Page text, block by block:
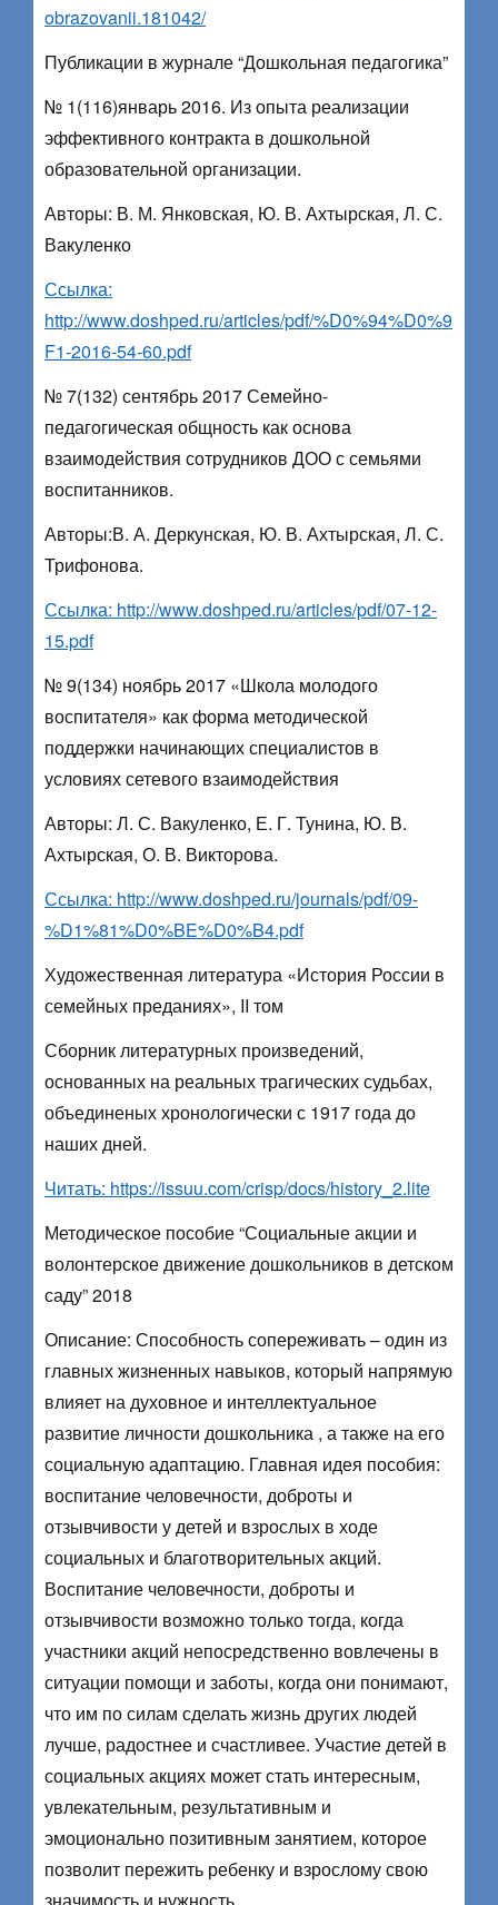
obrazovanii.181042/
Публикации в журнале “Дошкольная педагогика”
№ 1(116)январь 2016. Из опыта реализации
эффективного контракта в дошкольной
образовательной организации.
Авторы: В. М. Янковская, Ю. В. Ахтырская, Л. С.
Вакуленко
Ссылка:
http://www.doshped.ru/articles/pdf/%D0%94%D0%9
F1-2016-54-60.pdf
№ 7(132) сентябрь 2017 Семейно-
педагогическая общность как основа
взаимодействия сотрудников ДОО с семьями
воспитанников.
Авторы:В. А. Деркунская, Ю. В. Ахтырская, Л. С.
Трифонова.
Ссылка: http://www.doshped.ru/articles/pdf/07-12-
15.pdf
№ 9(134) ноябрь 2017 «Школа молодого
воспитателя» как форма методической
поддержки начинающих специалистов в
условиях сетевого взаимодействия
Авторы: Л. С. Вакуленко, Е. Г. Тунина, Ю. В.
Ахтырская, О. В. Викторова.
Ссылка: http://www.doshped.ru/journals/pdf/09-
%D1%81%D0%BE%D0%B4.pdf
Художественная литература «История России в
семейных преданиях», II том
Сборник литературных произведений,
основанных на реальных трагических судьбах,
объединеных хронологически с 1917 года до
наших дней.
Читать: https://issuu.com/crisp/docs/history_2.lite
Методическое пособие “Социальные акции и
волонтерское движение дошкольников в детском
саду” 2018
Описание: Способность сопереживать – один из
главных жизненных навыков, который напрямую
влияет на духовное и интеллектуальное
развитие личности дошкольника , а также на его
социальную адаптацию. Главная идея пособия:
воспитание человечности, доброты и
отзывчивости у детей и взрослых в ходе
социальных и благотворительных акций.
Воспитание человечности, доброты и
отзывчивости возможно только тогда, когда
участники акций непосред­ственно вовлечены в
ситуации помощи и заботы, когда они понимают,
что им по силам сделать жизнь других людей
лучше, радостнее и счастливее. Уча­стие детей в
социальных акциях может стать интересным,
увлекательным, результативным и
эмоционально позитивным занятием, которое
позволит пережить ребенку и взрослому свою
значимость и нужность.